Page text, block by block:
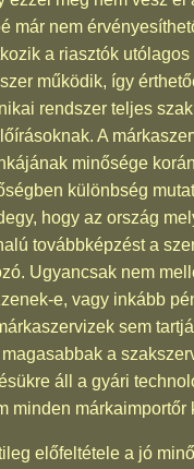
már nem
a riasztók
működik, így
rendszer teljes
A
minősége
különbség
hogy az ország
továbbképzést a
Ugyancsak nem
e, vagy inkább
sem
a
áll a gyári
minden
előfeltétele a jó